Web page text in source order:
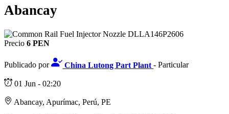
Abancay
Precio 6 PEN
Publicado por China Lutong Part Plant- Particular
01 Jun - 02:20
Abancay, Apurímac, Perú, PE